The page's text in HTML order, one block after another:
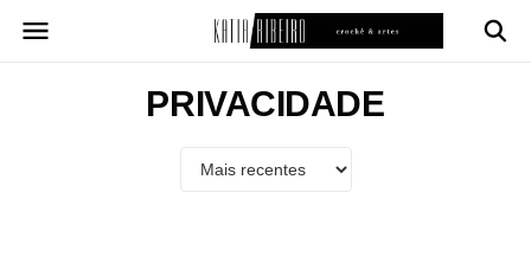
para
PRIVACIDADE